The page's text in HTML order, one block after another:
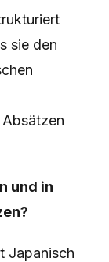
sie den
und in
Japanisch